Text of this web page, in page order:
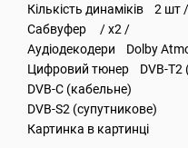
Кількість динаміків 2 шт
Сабвуфер / x2 /
Аудіодекодери Dolby
Цифровий тюнер DVB-T2
DVB-C (кабельне)
DVB-S2 (супутникове)
Картинка в картинці